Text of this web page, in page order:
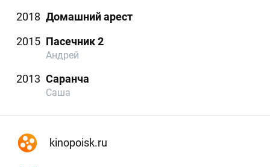
2018 Домашний арест
2015 Пасечник 2
Андрей
2013 Саранча
Саша
kinopoisk.ru